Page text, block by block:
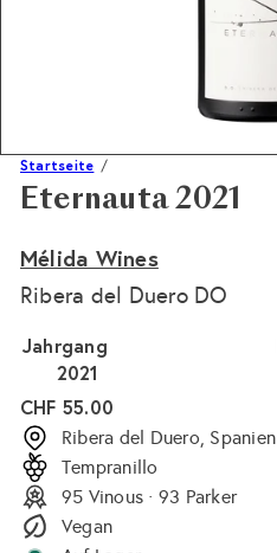
Startseite
Eternauta 2021
Mélida Wines
Ribera del Duero DO
Jahrgang
2021
Normaler
Preis
CHF 55.00
Ribera del Duero, Spanien
Tempranillo
95 Vinous · 93 Parker
Vegan